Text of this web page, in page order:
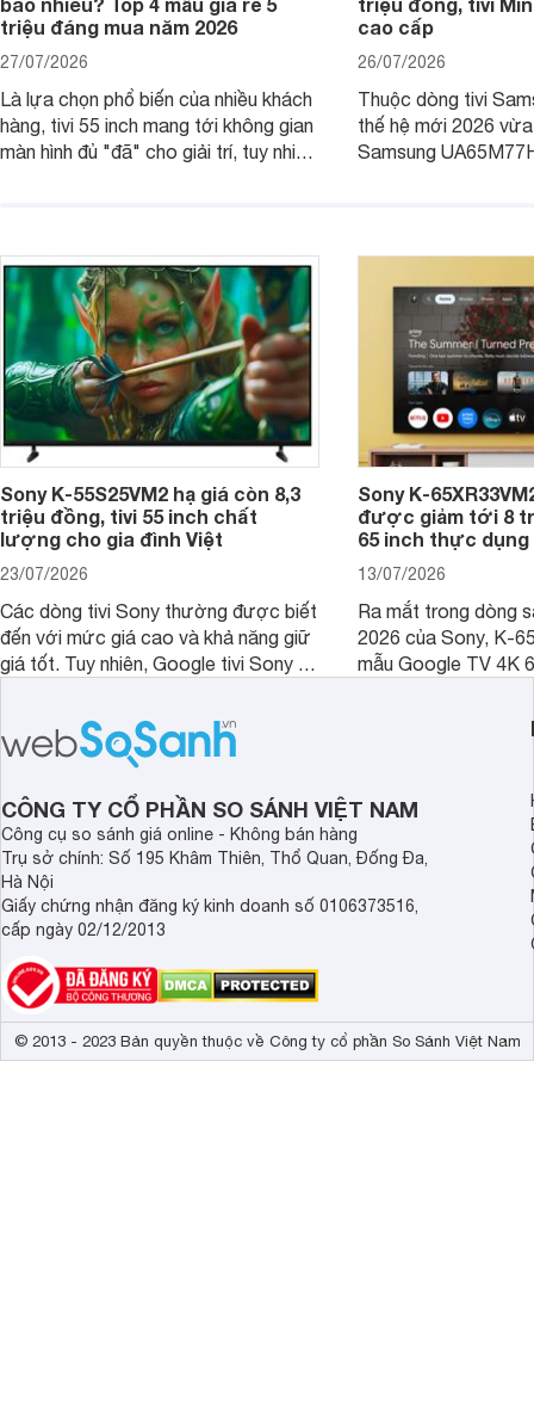
triệu đáng mua năm 2026
27/07/2026
Là lựa chọn phổ biến của nhiều khách
hàng, tivi 55 inch mang tới không gian
màn hình đủ "đã" cho giải trí, tuy nhiên
dùng cho phòng bao nhiêu m2?
cao cấp
26/07/2026
Thuộc dòng tivi
thế hệ mới 2026
Samsung
Sony K-55S25VM2 hạ giá còn 8,3
triệu đồng, tivi 55 inch chất
lượng cho gia đình Việt
23/07/2026
Các dòng tivi Sony thường được biết
đến với mức giá cao và khả năng giữ
giá tốt. Tuy nhiên, Google tivi Sony 55
hợp đáng chú ý khi có mức giá dễ
tiếp cận hơn dù mới ra mắt trong năm
Sony K-
được giảm tới 8
65 inch thực
13/07/2026
Ra mắt trong dòng
2026 của Sony, K-
mẫu Google TV 4K
tảng Google TV
nghệ hỗ trợ nâng
CÔNG TY CỔ PHẦN SO SÁNH VIỆT NAM
Công cụ so sánh giá online - Không bán hàng
Trụ sở chính: Số 195 Khâm Thiên, Thổ Quan, Đống Đa,
Hà Nội
Giấy chứng nhận đăng ký kinh doanh số 0106373516,
cấp ngày 02/12/2013
© 2013 - 2023 Bản quyền thuộc về Công ty cổ phần So Sánh Việt Nam